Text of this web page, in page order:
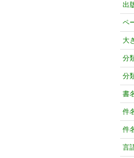
出
ペ
大
分
分
書
件
件
言